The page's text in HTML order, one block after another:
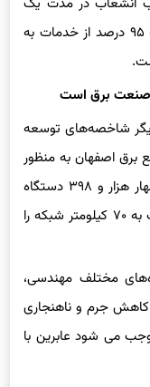
سال صورت گرفته است و تاکنون نزدیک به ۹۵ درصد از خدمات به
برق است
شاخصه‌های توسعه
اصفهان به منظور
تامین مناسب و مطلوب روشنایی معابر، چهار هزار و ۳۹۸ دستگاه
چراغ پربازده کم مصرف و ۱۵۸۹ پایه و نزدیک به ۷۰ کیلومتر شبکه را
مختلف مهندسی،
کاهش جرم و ناهنجاری
می شود عابرین با
های توزیع برق،